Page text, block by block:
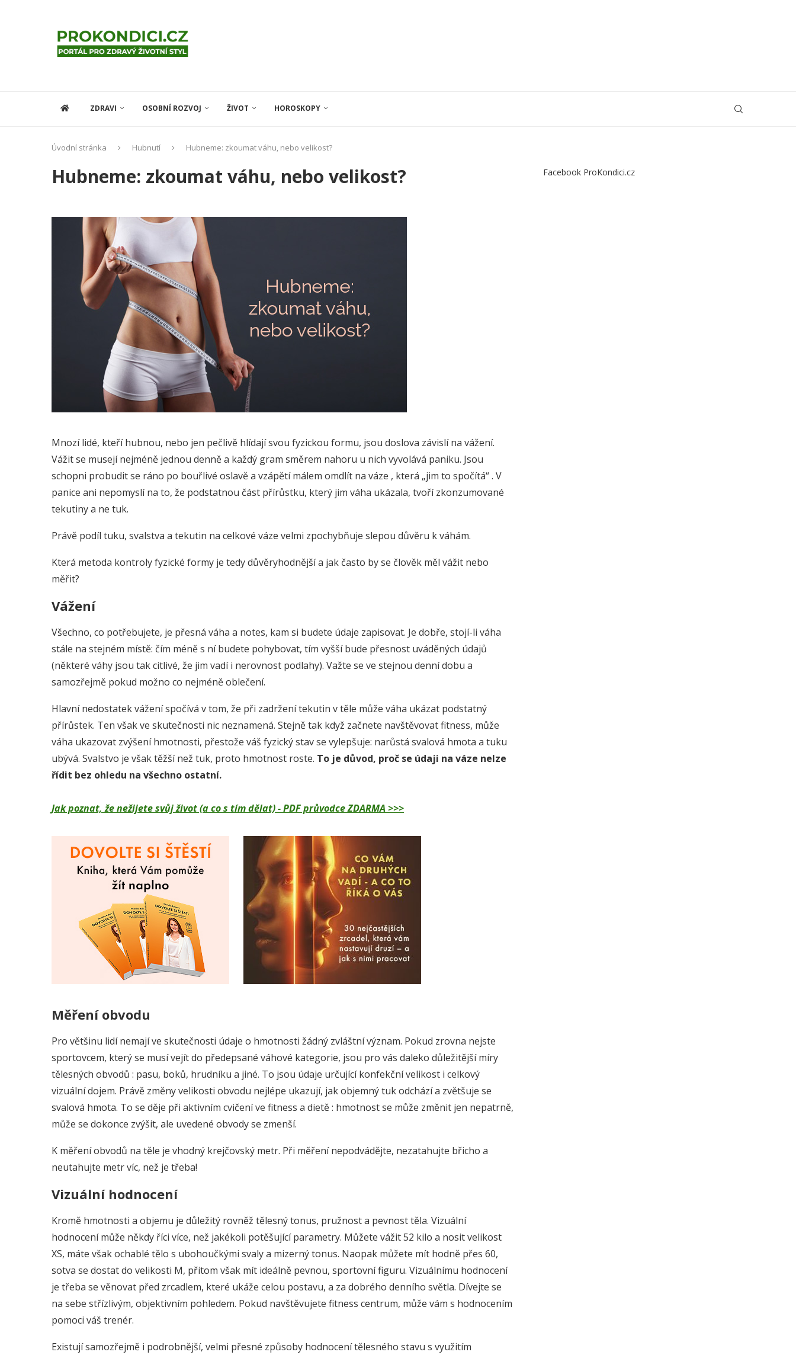
ZDRAVI OSOBNÍ ROZVOJ ŽIVOT HOROSKOPY
Úvodní stránka Hubnutí Hubneme: zkoumat váhu, nebo velikost?
Hubneme: zkoumat váhu, nebo velikost?
Mnozí lidé, kteří hubnou, nebo jen pečlivě hlídají svou fyzickou formu, jsou doslova závislí na vážení.
Vážit se musejí nejméně jednou denně a každý gram směrem nahoru u nich vyvolává paniku. Jsou
schopni probudit se ráno po bouřlivé oslavě a vzápětí málem omdlít na váze , která „jim to spočítá“ . V
panice ani nepomyslí na to, že podstatnou část přírůstku, který jim váha ukázala, tvoří zkonzumované
tekutiny a ne tuk.
Právě podíl tuku, svalstva a tekutin na celkové váze velmi zpochybňuje slepou důvěru k váhám.
Která metoda kontroly fyzické formy je tedy důvěryhodnější a jak často by se člověk měl vážit nebo
měřit?
Vážení
Všechno, co potřebujete, je přesná váha a notes, kam si budete údaje zapisovat. Je dobře, stojí-li váha
stále na stejném místě: čím méně s ní budete pohybovat, tím vyšší bude přesnost uváděných údajů
(některé váhy jsou tak citlivé, že jim vadí i nerovnost podlahy). Važte se ve stejnou denní dobu a
samozřejmě pokud možno co nejméně oblečení.
Hlavní nedostatek vážení spočívá v tom, že při zadržení tekutin v těle může váha ukázat podstatný
přírůstek. Ten však ve skutečnosti nic neznamená. Stejně tak když začnete navštěvovat fitness, může
váha ukazovat zvýšení hmotnosti, přestože váš fyzický stav se vylepšuje: narůstá svalová hmota a tuku
ubývá. Svalstvo je však těžší než tuk, proto hmotnost roste. To je důvod, proč se údaji na váze nelze
řídit bez ohledu na všechno ostatní.
Jak poznat, že nežijete svůj život (a co s tím dělat) - PDF průvodce ZDARMA >>>
Měření obvodu
Pro většinu lidí nemají ve skutečnosti údaje o hmotnosti žádný zvláštní význam. Pokud zrovna nejste
sportovcem, který se musí vejít do předepsané váhové kategorie, jsou pro vás daleko důležitější míry
tělesných obvodů : pasu, boků, hrudníku a jiné. To jsou údaje určující konfekční velikost i celkový
vizuální dojem. Právě změny velikosti obvodu nejlépe ukazují, jak objemný tuk odchází a zvětšuje se
svalová hmota. To se děje při aktivním cvičení ve fitness a dietě : hmotnost se může změnit jen nepatrně,
může se dokonce zvýšit, ale uvedené obvody se zmenší.
K měření obvodů na těle je vhodný krejčovský metr. Při měření nepodvádějte, nezatahujte břicho a
neutahujte metr víc, než je třeba!
Vizuální hodnocení
Kromě hmotnosti a objemu je důležitý rovněž tělesný tonus, pružnost a pevnost těla. Vizuální
hodnocení může někdy říci více, než jakékoli potěšující parametry. Můžete vážit 52 kilo a nosit velikost
XS, máte však ochablé tělo s ubohoučkými svaly a mizerný tonus. Naopak můžete mít hodně přes 60,
sotva se dostat do velikosti M, přitom však mít ideálně pevnou, sportovní figuru. Vizuálnímu hodnocení
je třeba se věnovat před zrcadlem, které ukáže celou postavu, a za dobrého denního světla. Dívejte se
na sebe střízlivým, objektivním pohledem. Pokud navštěvujete fitness centrum, může vám s hodnocením
pomoci váš trenér.
Existují samozřejmě i podrobnější, velmi přesné způsoby hodnocení tělesného stavu s využitím
Facebook ProKondici.cz